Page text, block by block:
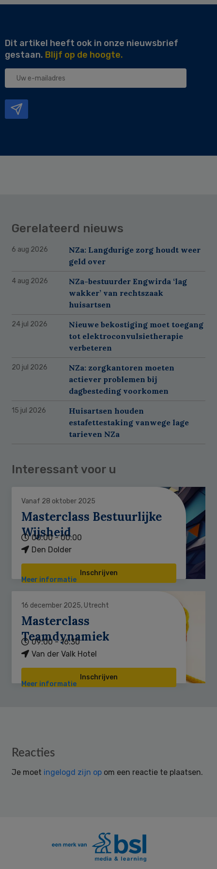
Dit artikel heeft ook in onze nieuwsbrief
gestaan. Blijf op de hoogte.
Uw
Gerelateerd nieuws
6 aug 2026
NZa: Langdurige zorg houdt weer
geld over
4 aug 2026
NZa-bestuurder Engwirda ‘lag
wakker’ van rechtszaak
huisartsen
24 jul 2026
Nieuwe bekostiging moet toegang
tot elektroconvulsietherapie
verbeteren
20 jul 2026
NZa: zorgkantoren moeten
actiever problemen bij
dagbesteding voorkomen
15 jul 2026
Huisartsen houden
estafettestaking vanwege lage
tarieven NZa
Interessant voor u
Vanaf 28 oktober 2025
Masterclass Bestuurlijke
Wijsheid
00:00 - 00:00
Den Dolder
Inschrijven
Meer informatie
16 december 2025, Utrecht
Masterclass
Teamdynamiek
09:00 - 16:30
Van der Valk Hotel
Inschrijven
Meer informatie
Reader
Reacties
Je moet ingelogd zijn op om een reactie te plaatsen.